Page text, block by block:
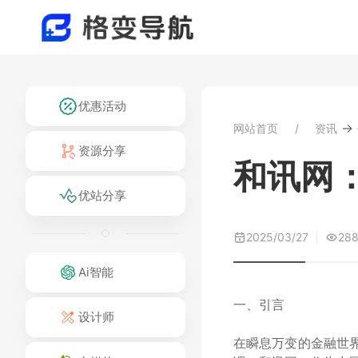
优惠活动
资源分享
优站分享
Ai智能
设计师
网站首页 资讯 →
和讯网
2025/03/27 288
一、引言
在瞬息万变的金融世